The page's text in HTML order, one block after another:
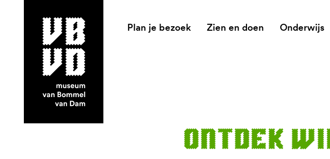
museum van Bommel van Dam
Plan je bezoek Zien en doen Onderwijs
Ont­dek